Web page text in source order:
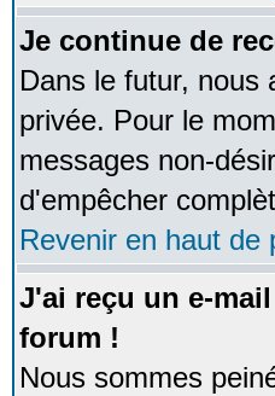
Je continue de
Dans le futur, nous
privée. Pour le
messages non-
d'empêcher
Revenir en haut de
J'ai reçu un e-
forum !
Nous sommes